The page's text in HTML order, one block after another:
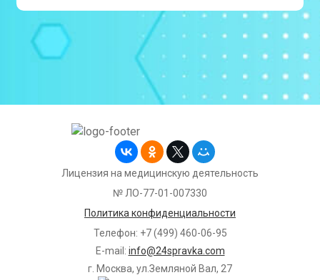
Лицензия на медицинскую деятельность
№ ЛО-77-01-007330
Политика конфиденциальности
Телефон: +7 (499) 460-06-95
E-mail: info@24spravka.com
г. Москва, ул.Земляной Вал, 27